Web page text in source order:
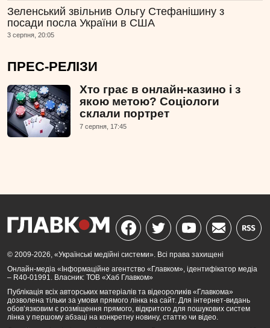
Зеленський звільнив Ольгу Стефанішину з
посади посла України в США
3 серпня, 20:05
ПРЕС-РЕЛІЗИ
Хто грає в онлайн-казино і з
якою метою? Соціологи
склали портрет
7 серпня, 17:45
© 2009-2026, «Українські медійні системи». Всі права захищені
Онлайн-медіа «Інформаційне агентство «Главком», ідентифікатор медіа
– R40-01991. Власник: ТОВ «Хаб Главком»
Публікація всіх авторських матеріалів та відеороликів «Главкома»
дозволена тільки за умови прямого лінка на сайт. Для інтернет-видань
обов’язковим є розміщення прямого, відкритого для пошукових систем
лінка у першому абзаці на конкретну новину, статтю чи відео.